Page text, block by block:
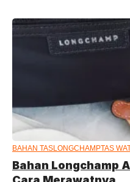
maupun fasilitas publik.
konveksi tas emergency kit
membantu Anda
fungsional, dan dapat
masing lembaga. Konveksi
Profesional di Bandung
berpengalaman,
emergency kit ...
BAHAN TASLONGCHAMPTAS
Bahan Longchamp